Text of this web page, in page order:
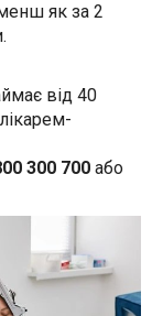
як за 2
від 40
300 700 або